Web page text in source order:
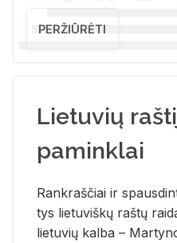
PERŽIŪRĖTI
Lietuvių
paminklai
Rank­raš­čiai ir
tys lie­tu­viš­kų raš­tų
lie­tu­vių kal­ba –